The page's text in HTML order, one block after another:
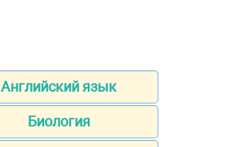
Английский язык
Биология